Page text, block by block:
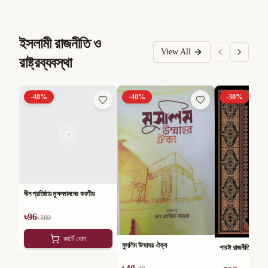
ইসলামী রাজনীতি ও
রাষ্ট্রব্যবস্থা
View All
-40%
দীন প্রতিষ্ঠায় মুসলমানদের করণীয়
৳96৳160
কার্টে যোগ
-40%
মুসলিম উম্মাহর ঐক্য
-30%
শারঈ রাজনীতি